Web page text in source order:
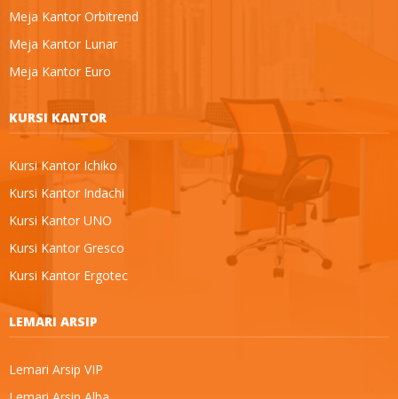
Meja Kantor Orbitrend
Meja Kantor Lunar
Meja Kantor Euro
KURSI KANTOR
Kursi Kantor Ichiko
Kursi Kantor Indachi
Kursi Kantor UNO
Kursi Kantor Gresco
Kursi Kantor Ergotec
LEMARI ARSIP
Lemari Arsip VIP